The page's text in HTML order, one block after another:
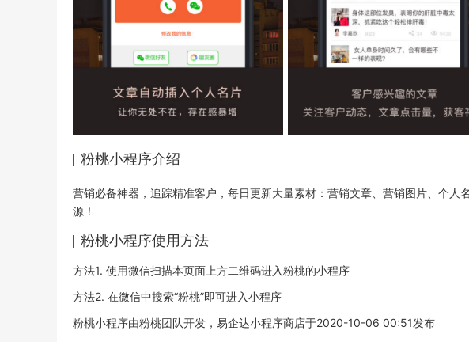
粉桃小程序介绍
营销必备神器，追踪精准客户，每日更新大量素材：营销文章、营销图片、个人
源！
粉桃小程序使用方法
方法1. 使用微信扫描本页面上方二维码进入粉桃的小程序
方法2. 在微信中搜索“粉桃”即可进入小程序
粉桃小程序由粉桃团队开发，易企达小程序商店于2020-10-06 00:51发布